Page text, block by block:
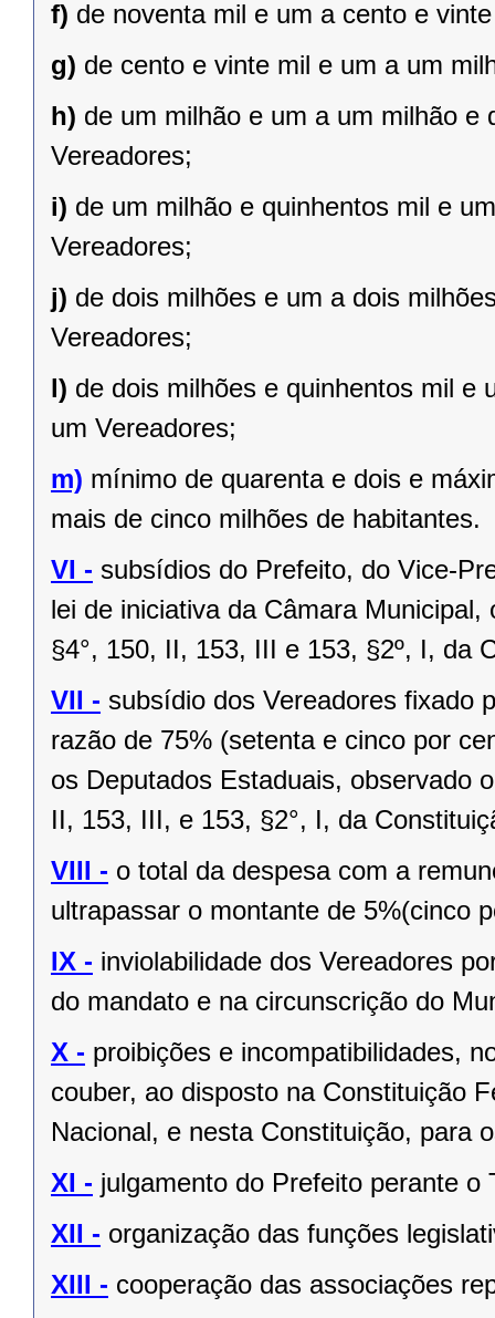
f) de noventa mil e um a cento e
g) de cento e vinte mil e um a um
h) de um milhão e um a um milhão e
Vereadores;
i) de um milhão e quinhentos mil e
Vereadores;
j) de dois milhões e um a dois
Vereadores;
l) de dois milhões e quinhentos mil e
um Vereadores;
m) mínimo de quarenta e dois e
mais de cinco milhões de habitantes.
VI - subsídios do Prefeito, do Vice-
lei de iniciativa da Câmara
§4°, 150, II, 153, III e 153, §2º, I, da
VII - subsídio dos Vereadores fixado
razão de 75% (setenta e cinco por
os Deputados Estaduais, observado
II, 153, III, e 153, §2°, I, da
VIII - o total da despesa com a
ultrapassar o montante de 5%(cinco
IX - inviolabilidade dos Vereadores
do mandato e na circunscrição do
X - proibições e incompatibilidades,
couber, ao disposto na Constituição
Nacional, e nesta Constituição, para
XI - julgamento do Prefeito perante o
XII - organização das funções
XIII - cooperação das associações